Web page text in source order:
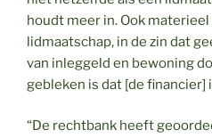
houdt meer in. Ook
lidmaatschap, in de zin dat
van inleggeld en bewoning
gebleken is dat [de financier]
“De rechtbank heeft